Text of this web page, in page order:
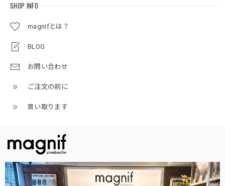
SHOP INFO
magnifとは？
BLOG
お問い合わせ
ご注文の前に
買い取ります